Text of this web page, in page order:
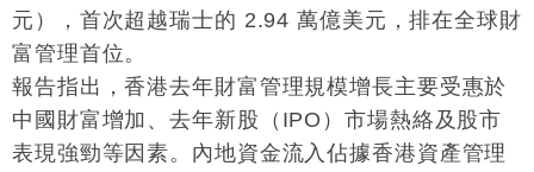
14:50
地產｜大酒店中期轉賺2300萬元 斥21億翻新香港及
東京半島
13:12
國際｜特朗普赴洛杉磯高球場活動前 男子攜槍彈被捕
12:30
財經｜香港7月PMI回落至51 企業擴張放慢兼縮減人
手
元），首次超越瑞士的 2.94 萬億美元，排在全球財
富管理首位。
報告指出，香港去年財富管理規模增長主要受惠於
中國財富增加、去年新股（IPO）市場熱絡及股市
表現強勁等因素。內地資金流入佔據香港資產管理